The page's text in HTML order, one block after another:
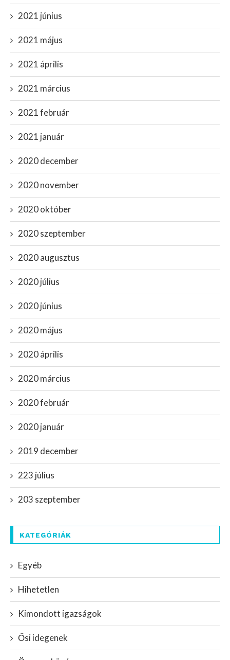
2021 június
2021 május
2021 április
2021 március
2021 február
2021 január
2020 december
2020 november
2020 október
2020 szeptember
2020 augusztus
2020 július
2020 június
2020 május
2020 április
2020 március
2020 február
2020 január
2019 december
223 július
203 szeptember
KATEGÓRIÁK
Egyéb
Hihetetlen
Kimondott igazságok
Ősi idegenek